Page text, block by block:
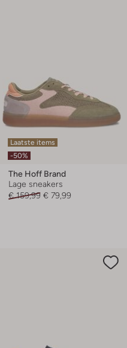
Laatste items
-50%
The Hoff Brand
Lage sneakers
€ 159,99 € 79,99